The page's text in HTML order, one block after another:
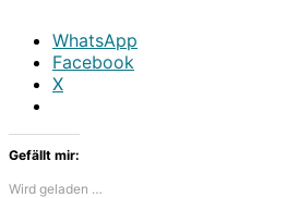
WhatsApp
Facebook
X
Gefällt mir:
Wird geladen …